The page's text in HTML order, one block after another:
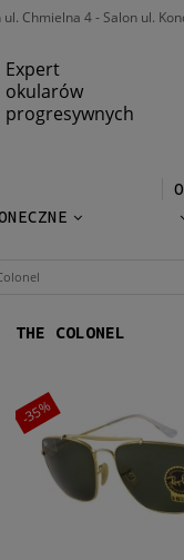
ul. Chmielna 4 - Salon ul.
Expert
okularów
progresywnych
THE COLONEL
-35%